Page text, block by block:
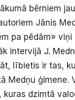
bērniem
Jānis
pa pēdām»
intervijā J.
lībietis ir tas,
Medņu
dzimtā